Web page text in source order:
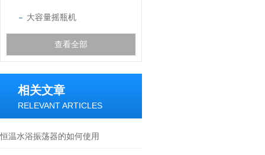
大容量摇瓶机
查看全部
相关文章
RELEVANT ARTICLES
恒温水浴振荡器的如何使用